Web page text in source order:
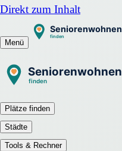
Direkt zum Inhalt
Menü
Plätze finden
Städte
Tools & Rechner